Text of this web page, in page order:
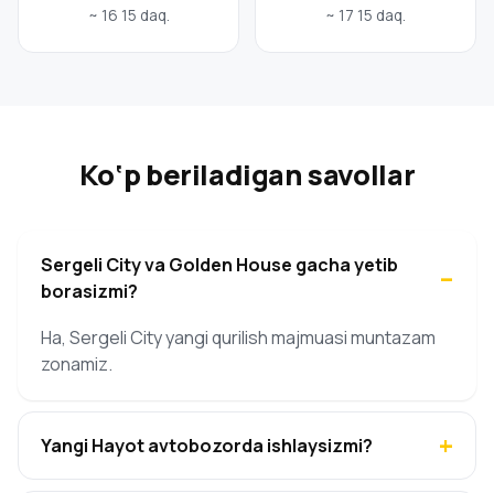
~ 16 15 daq. ~ 17 15 daq.
Ko‘p beriladigan savollar
Sergeli City va Golden House gacha yetib
borasizmi?
Ha, Sergeli City yangi qurilish majmuasi muntazam
zonamiz.
Yangi Hayot avtobozorda ishlaysizmi?